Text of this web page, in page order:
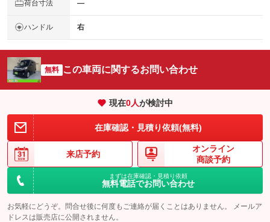
荷台寸法 ―
ハンドル 右
無料 この車両に関するお問い合わせ
現在0人が検討中
在庫確認・見積り依頼(無料)
来店予約
オンライン
商談予約
まずは在庫確認・見積り依頼
無料電話でお問い合わせ
お気軽にどうぞ。問合せ後に何度もご連絡が届くことはありません。 メールア
ドレスは販売店に公開されません。